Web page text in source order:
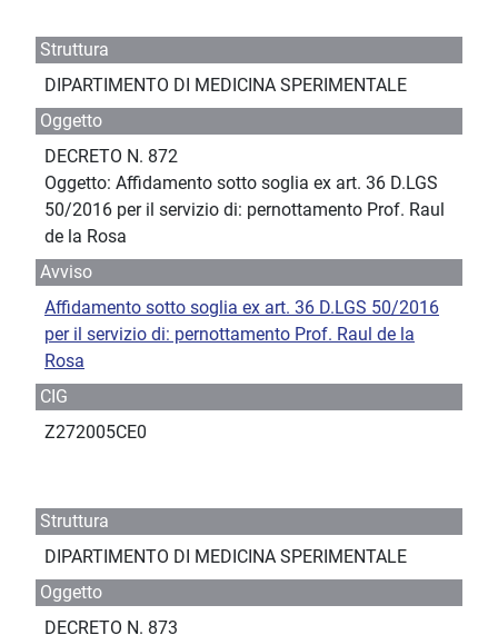
Struttura
DIPARTIMENTO DI MEDICINA SPERIMENTALE
Oggetto
DECRETO N. 872
Oggetto: Affidamento sotto soglia ex art. 36 D.LGS
50/2016 per il servizio di: pernottamento Prof. Raul
de la Rosa
Avviso
Affidamento sotto soglia ex art. 36 D.LGS 50/2016
per il servizio di: pernottamento Prof. Raul de la
Rosa
CIG
Z272005CE0
Struttura
DIPARTIMENTO DI MEDICINA SPERIMENTALE
Oggetto
DECRETO N. 873